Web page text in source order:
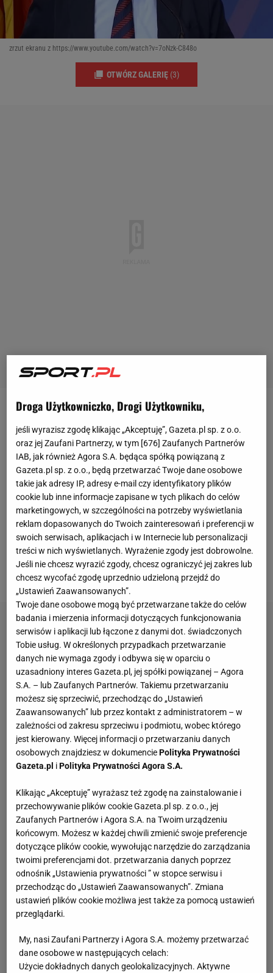
zrzut ekranu z https://www.youtube.com/watch?v=7oNzk-C848o
OTWÓRZ GALERIĘ (3)
FC Barcelona przeżywa w ostatnich tygodniach
spory kryzys. Nie można nazwać tego inaczej, gdyż
piłkarze Hansiego Flicka wygrali tylko jeden
z sześciu ligowych meczów. Dodatkowo po
niedzielnym spotkaniu z Leganes kontuzji doznał
absolutny liderLamine Yamal , który będzie
pauzował prawdopodobnie do połowy stycznia.
Dziennik "Sport" porozmawiał z podiatrą i osteopatą
Alejandro Bayo, który przestrzega klub, by nie stało
się to samo, co z Neymarem.
Droga Użytkowniczko, Drogi Użytkowniku,
jeśli wyrazisz zgodę klikając „Akceptuję”, Gazeta.pl sp. z o.o.
oraz jej Zaufani Partnerzy, w tym [676] Zaufanych Partnerów
IAB, jak również Agora S.A. będąca spółką powiązaną z
Gazeta.pl sp. z o.o., będą przetwarzać Twoje dane osobowe
takie jak adresy IP, adresy e-mail czy identyfikatory plików
cookie lub inne informacje zapisane w tych plikach do celów
marketingowych, w szczególności na potrzeby wyświetlania
reklam dopasowanych do Twoich zainteresowań i preferencji w
swoich serwisach, aplikacjach i w Internecie lub personalizacji
treści w nich wyświetlanych. Wyrażenie zgody jest dobrowolne.
Jeśli nie chcesz wyrazić zgody, chcesz ograniczyć jej zakres lub
chcesz wycofać zgodę uprzednio udzieloną przejdź do
„Ustawień Zaawansowanych”.
Twoje dane osobowe mogą być przetwarzane także do celów
badania i mierzenia informacji dotyczących funkcjonowania
serwisów i aplikacji lub łączone z danymi dot. świadczonych
Tobie usług. W określonych przypadkach przetwarzanie
danych nie wymaga zgody i odbywa się w oparciu o
uzasadniony interes Gazeta.pl, jej spółki powiązanej – Agora
S.A. – lub Zaufanych Partnerów. Takiemu przetwarzaniu
możesz się sprzeciwić, przechodząc do „Ustawień
Zaawansowanych” lub przez kontakt z administratorem – w
zależności od zakresu sprzeciwu i podmiotu, wobec którego
jest kierowany. Więcej informacji o przetwarzaniu danych
osobowych znajdziesz w dokumenciePolityka Prywatności
Gazeta.pl iPolityka Prywatności Agora S.A.
Klikając „Akceptuję” wyrażasz też zgodę na zainstalowanie i
przechowywanie plików cookie Gazeta.pl sp. z o.o., jej
Zaufanych Partnerów i Agora S.A. na Twoim urządzeniu
końcowym. Możesz w każdej chwili zmienić swoje preferencje
dotyczące plików cookie, wywołując narzędzie do zarządzania
twoimi preferencjami dot. przetwarzania danych poprzez
odnośnik „Ustawienia prywatności ” w stopce serwisu i
przechodząc do „Ustawień Zaawansowanych”. Zmiana
ustawień plików cookie możliwa jest także za pomocą ustawień
przeglądarki.
My, nasi Zaufani Partnerzy i Agora S.A. możemy przetwarzać
dane osobowe w następujących celach:
Użycie dokładnych danych geolokalizacyjnych. Aktywne